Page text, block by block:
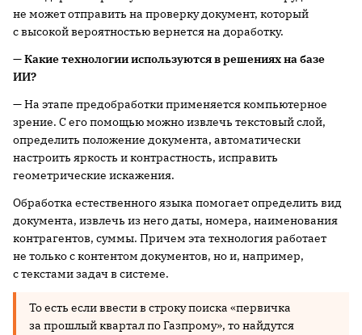
не может отправить на проверку документ, который
с высокой вероятностью вернется на доработку.
— Какие технологии используются в решениях на базе
ИИ?
— На этапе предобработки применяется компьютерное
зрение. С его помощью можно извлечь текстовый слой,
определить положение документа, автоматически
настроить яркость и контрастность, исправить
геометрические искажения.
Обработка естественного языка помогает определить вид
документа, извлечь из него даты, номера, наименования
контрагентов, суммы. Причем эта технология работает
не только с контентом документов, но и, например,
с текстами задач в системе.
То есть если ввести в строку поиска «первичка
за прошлый квартал по Газпрому», то найдутся